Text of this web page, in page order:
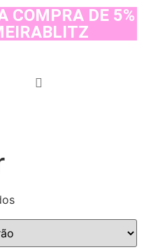
COMPRA DE 5%